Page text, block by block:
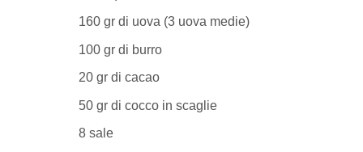
160 gr di uova (3 uova medie)
100 gr di burro
20 gr di cacao
50 gr di cocco in scaglie
8 sale